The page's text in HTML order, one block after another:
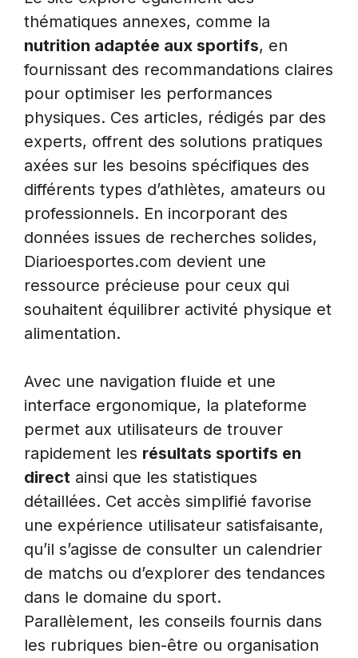
thématiques annexes, comme la
nutrition adaptée aux sportifs, en
fournissant des recommandations claires
pour optimiser les performances
physiques. Ces articles, rédigés par des
experts, offrent des solutions pratiques
axées sur les besoins spécifiques des
différents types d’athlètes, amateurs ou
professionnels. En incorporant des
données issues de recherches solides,
Diarioesportes.com devient une
ressource précieuse pour ceux qui
souhaitent équilibrer activité physique et
alimentation.
Avec une navigation fluide et une
interface ergonomique, la plateforme
permet aux utilisateurs de trouver
rapidement les résultats sportifs en
direct ainsi que les statistiques
détaillées. Cet accès simplifié favorise
une expérience utilisateur satisfaisante,
qu’il s’agisse de consulter un calendrier
de matchs ou d’explorer des tendances
dans le domaine du sport.
Parallèlement, les conseils fournis dans
les rubriques bien-être ou organisation